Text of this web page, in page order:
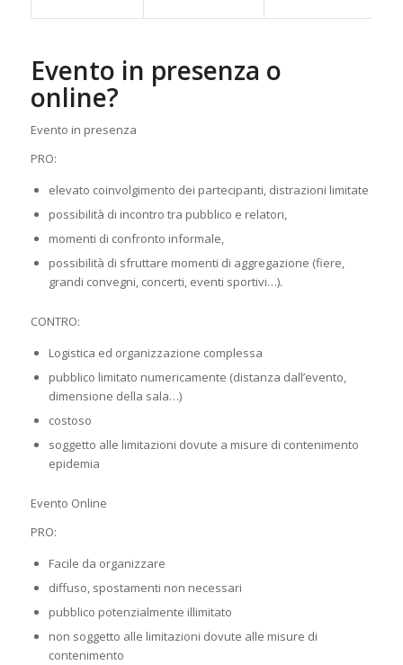
Evento in presenza o
online?
Evento in presenza
PRO:
elevato coinvolgimento dei partecipanti, distrazioni limitate
possibilità di incontro tra pubblico e relatori,
momenti di confronto informale,
possibilità di sfruttare momenti di aggregazione (fiere,
grandi convegni, concerti, eventi sportivi…).
CONTRO:
Logistica ed organizzazione complessa
pubblico limitato numericamente (distanza dall’evento,
dimensione della sala…)
costoso
soggetto alle limitazioni dovute a misure di contenimento
epidemia
Evento Online
PRO:
Facile da organizzare
diffuso, spostamenti non necessari
pubblico potenzialmente illimitato
non soggetto alle limitazioni dovute alle misure di
contenimento